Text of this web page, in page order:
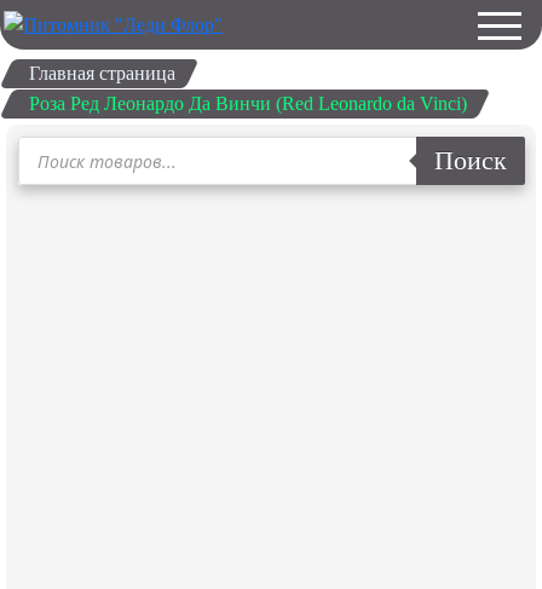
Главная страница
Роза Ред Леонардо Да Винчи (Red Leonardo da Vinci)
Поиск
товаров Поиск